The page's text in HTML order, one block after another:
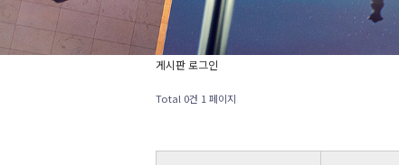
게시판 로그인
Total 0건 1 페이지